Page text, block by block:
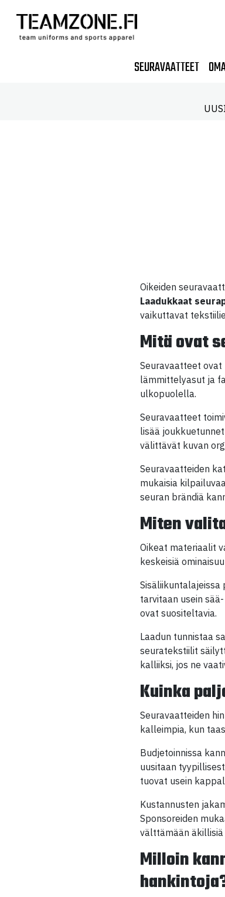
SEURAVAATTEET
Oikeiden
Laadukkaat
vaikuttavat
Mitä ovat
Seuravaatteet
lämmittelyasut ja
ulkopuolella.
Seuravaatteet
lisää
välittävät kuvan
Seuravaatteiden
mukaisia
seuran brändiä
Miten
Oikeat materiaalit
keskeisiä
Sisäliikuntalajeissa
tarvitaan usein
ovat suositeltavia.
Laadun tunnistaa
seuratekstiilit
kalliiksi, jos ne
Kuinka
Seuravaatteiden
kalleimpia, kun
Budjetoinnissa
uusitaan
tuovat usein
Kustannusten
Sponsoreiden
välttämään äkillisiä
Milloin